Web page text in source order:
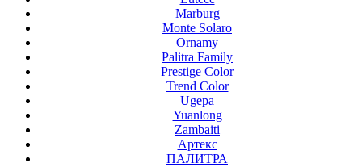
Marburg
Monte Solaro
Ornamy
Palitra Family
Prestige Color
Trend Color
Ugepa
Yuanlong
Zambaiti
Артекс
ПАЛИТРА